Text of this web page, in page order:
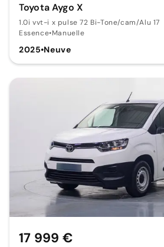
Toyota Aygo X
1.0i vvt-i x pulse 72 Bi-Tone/cam/Alu 17
Essence•Manuelle
2025•Neuve
17 999 €